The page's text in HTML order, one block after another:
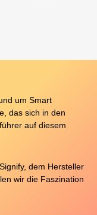
um Smart
das sich in den
auf diesem
dem Hersteller
wir die Faszination